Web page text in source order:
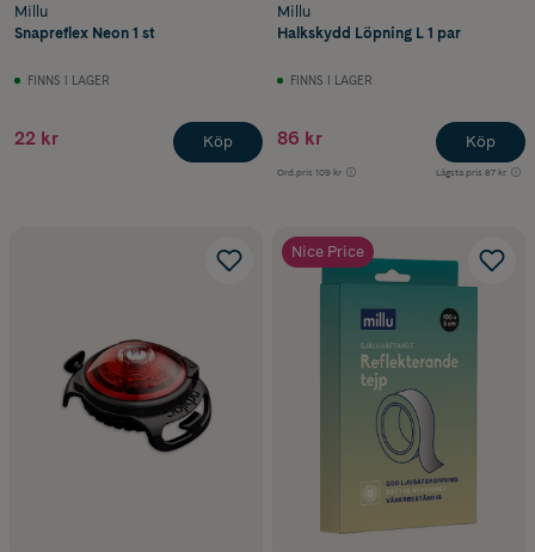
Millu
Snapreflex Neon 1 st
FINNS I LAGER
22 kr Köp
Millu
Halkskydd Löpning L 1 par
FINNS I LAGER
86 kr
Ord.pris 109 kr Lägsta pris 87 kr
Köp
Nice Price